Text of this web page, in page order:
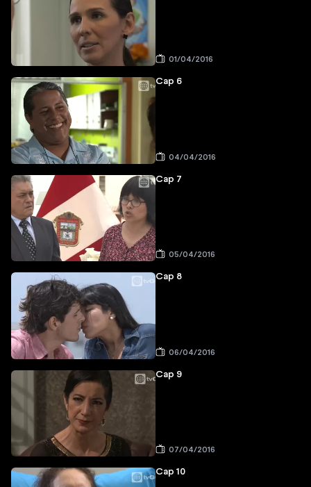
01/04/2016
Cap 6
04/04/2016
Cap 7
05/04/2016
Cap 8
06/04/2016
Cap 9
07/04/2016
Cap 10